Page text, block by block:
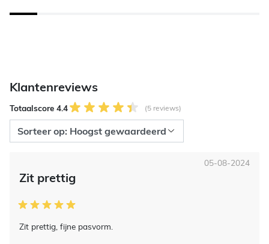
Klantenreviews
Totaalscore 4.4 (5 reviews)
Zit prettig
Zit prettig, fijne pasvorm.
05-08-2024